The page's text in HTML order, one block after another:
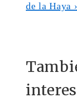
de la Haya ›